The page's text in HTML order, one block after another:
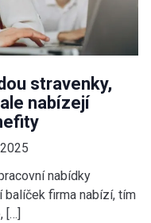
stravenky,
nabízejí
nabídky
balíček firma nabízí, tím
[…]